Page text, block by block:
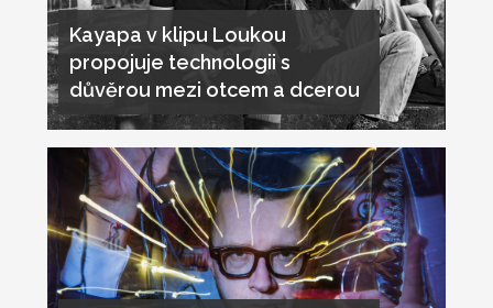
Kayapa v klipu Loukou
propojuje technologii s
důvěrou mezi otcem a dcerou